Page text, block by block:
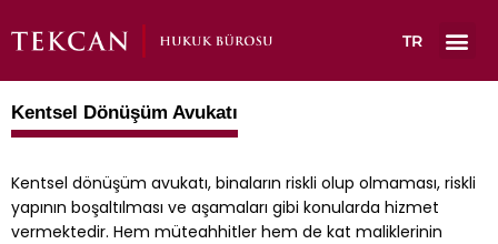
TR
Kentsel Dönüşüm Avukatı
Kentsel dönüşüm avukatı, binaların riskli olup olmaması, riskli
yapının boşaltılması ve aşamaları gibi konularda hizmet
vermektedir. Hem müteahhitler hem de kat maliklerinin